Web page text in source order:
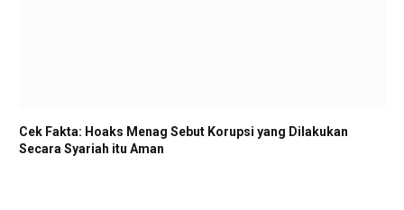
Cek Fakta: Hoaks Menag Sebut Korupsi yang Dilakukan
Secara Syariah itu Aman